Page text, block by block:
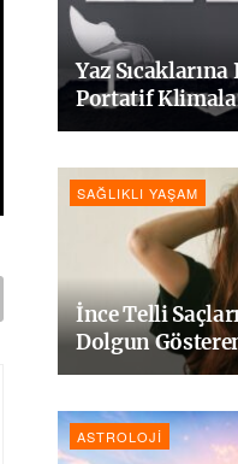
Yaz
Portatif
SAĞLIKLI YAŞAM
İnce Telli
Dolgun
ASTROLOJI